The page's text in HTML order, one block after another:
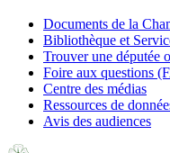
Documents de la
Bibliothèque et
Trouver une députée
Foire aux questions
Centre des médias
Ressources de
Avis des audiences